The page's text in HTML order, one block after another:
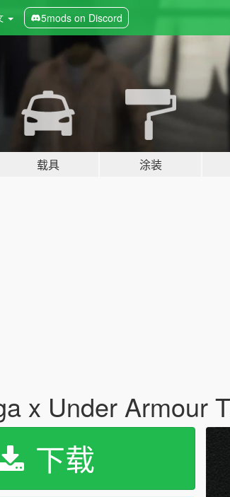
5mods on Discord
载具 涂装
x Under Armour
下载